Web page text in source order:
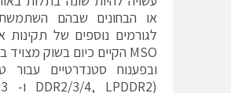
או הבחונים שבהם
לגורמים נוספים של תקינות
ובפענוח סטנדרטיים עבור